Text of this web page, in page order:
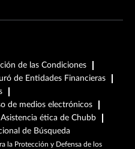
de las Condiciones
de Entidades Financieras
de medios electrónicos
Asistencia ética de Chubb
de Búsqueda
la Protección y Defensa de los